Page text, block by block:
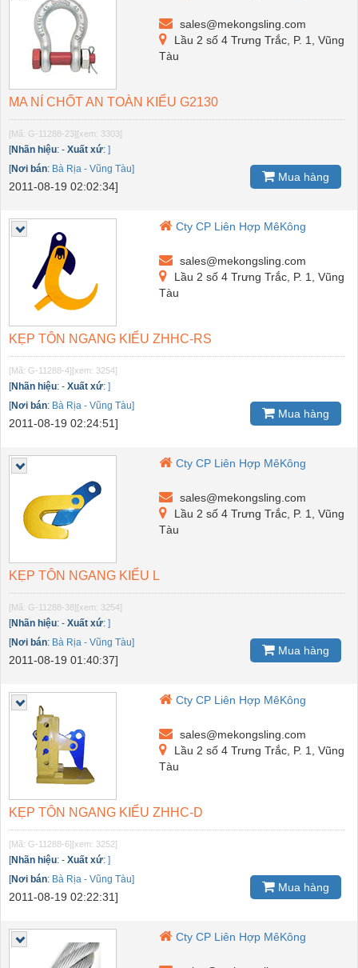
sales@mekongsling.com
Lầu 2 số 4 Trưng Trắc, P. 1, Vũng
Tàu
MA NÍ CHỐT AN TOÀN KIỂU G2130
[Mã: G-11288-23][xem: 3303]
[Nhãn hiệu: - Xuất xứ: ]
[Nơi bán: Bà Rịa - Vũng Tàu]
2011-08-19 02:02:34]
Mua hàng
Cty CP Liên Hợp MêKông
sales@mekongsling.com
Lầu 2 số 4 Trưng Trắc, P. 1, Vũng
Tàu
KẸP TÔN NGANG KIỂU ZHHC-RS
[Mã: G-11288-4][xem: 3254]
[Nhãn hiệu: - Xuất xứ: ]
[Nơi bán: Bà Rịa - Vũng Tàu]
2011-08-19 02:24:51]
Mua hàng
Cty CP Liên Hợp MêKông
sales@mekongsling.com
Lầu 2 số 4 Trưng Trắc, P. 1, Vũng
Tàu
KẸP TÔN NGANG KIỂU L
[Mã: G-11288-38][xem: 3254]
[Nhãn hiệu: - Xuất xứ: ]
[Nơi bán: Bà Rịa - Vũng Tàu]
2011-08-19 01:40:37]
Mua hàng
Cty CP Liên Hợp MêKông
sales@mekongsling.com
Lầu 2 số 4 Trưng Trắc, P. 1, Vũng
Tàu
KẸP TÔN NGANG KIỂU ZHHC-D
[Mã: G-11288-6][xem: 3252]
[Nhãn hiệu: - Xuất xứ: ]
[Nơi bán: Bà Rịa - Vũng Tàu]
2011-08-19 02:22:31]
Mua hàng
Cty CP Liên Hợp MêKông